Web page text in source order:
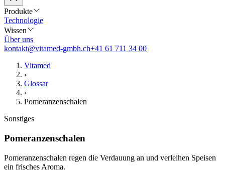
Produkte
Technologie
Wissen
Über uns
kontakt@vitamed-gmbh.ch+41 61 711 34 00
Vitamed
›
Glossar
›
Pomeranzenschalen
Sonstiges
Pomeranzenschalen
Pomeranzenschalen regen die Verdauung an und verleihen Speisen
ein frisches Aroma.